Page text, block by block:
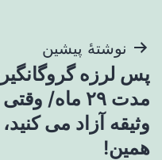
راهبری
نوشته
نوشتهٔ پیشین
مدت ۲۹ ماه/
وثیقه آزاد می
همین!